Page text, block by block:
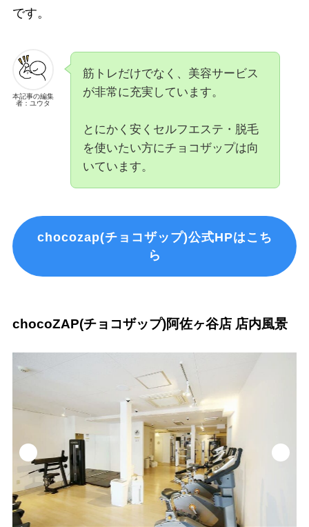
です。
本記事の編集
者：ユウタ
筋トレだけでなく、美容サービス
が非常に充実しています。
とにかく安くセルフエステ・脱毛
を使いたい方にチョコザップは向
いています。
chocozap(チョコザップ)公式HPはこち
ら
chocoZAP(チョコザップ)阿佐ヶ谷店 店内風景